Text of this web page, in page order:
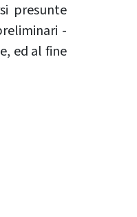
presunte
-
ed al fine